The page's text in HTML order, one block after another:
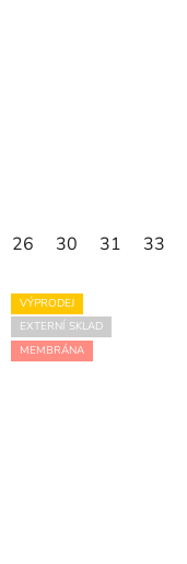
26 30 31 33
VÝPRODEJ
EXTERNÍ SKLAD
MEMBRÁNA